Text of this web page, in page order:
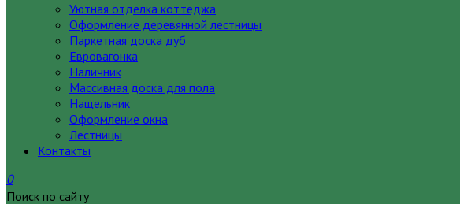
Уютная отделка коттеджа
Оформление деревянной лестницы
Паркетная доска дуб
Евровагонка
Наличник
Массивная доска для пола
Нащельник
Оформление окна
Лестницы
Контакты
0
Поиск по сайту